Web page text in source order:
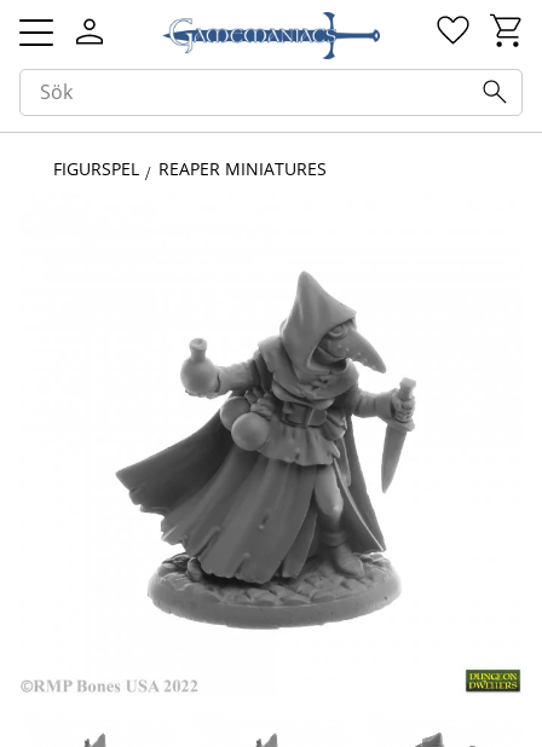
Meny
FIGURSPEL REAPER MINIATURES